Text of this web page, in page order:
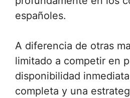
españoles.
A diferencia de otras
limitado a competir en
disponibilidad
completa y una